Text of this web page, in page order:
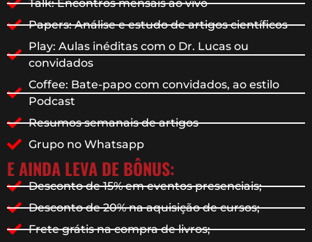
Talk: Encontros mensais ao vivo
Papers: Análise e estudo de artigos científicos
Play: Aulas inéditas com o Dr. Lucas ou
convidados
Coffee: Bate-papo com convidados, ao estilo
Podcast
Resumos semanais de artigos
Grupo no Whatsapp
E AINDA LEVA DE BÔNUS:
Desconto de 15% em eventos presenciais;
Desconto de 20% na aquisição de cursos;
Frete grátis na compra de livros;